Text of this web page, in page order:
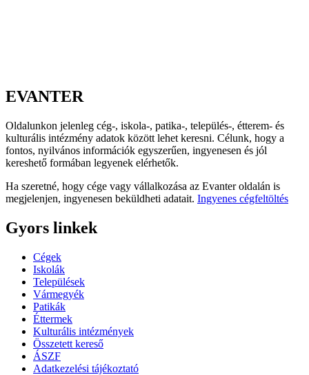
EVANTER
Oldalunkon jelenleg cég-, iskola-, patika-, település-, étterem- és
kulturális intézmény adatok között lehet keresni. Célunk, hogy a
fontos, nyilvános információk egyszerűen, ingyenesen és jól
kereshető formában legyenek elérhetők.
Ha szeretné, hogy cége vagy vállalkozása az Evanter oldalán is
megjelenjen, ingyenesen beküldheti adatait. Ingyenes cégfeltöltés
Gyors linkek
Cégek
Iskolák
Települések
Vármegyék
Patikák
Éttermek
Kulturális intézmények
Összetett kereső
ÁSZF
Adatkezelési tájékoztató